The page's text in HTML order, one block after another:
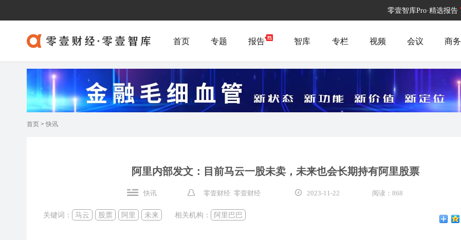
零壹智库Pro·精选报告
首页 专题 报告 智库 专栏 视频 会议 商务
首页 > 快讯
阿里内部发文：目前马云一股未卖，未来也会长期持有阿里股票
快讯 零壹财经 零壹财经 2023-11-22 阅读：868
关键词： 马云 股票 阿里 未来 相关机构： 阿里巴巴